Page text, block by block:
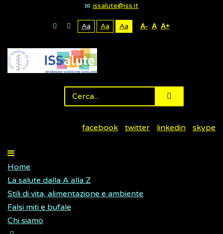
issalute@iss.it
Aa Aa Aa A- A A+
facebook twitter linkedin skype
Home
La salute dalla A alla Z
Stili di vita, alimentazione e ambiente
Falsi miti e bufale
Chi siamo